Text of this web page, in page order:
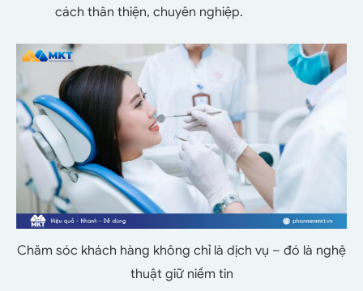
cách thân thiện, chuyên nghiệp.
Chăm sóc khách hàng không chỉ là dịch vụ – đó là nghệ
thuật giữ niềm tin